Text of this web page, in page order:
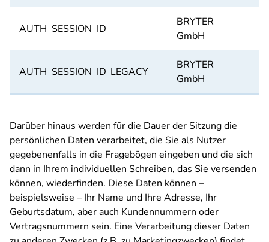
AUTH_SESSION_ID
BRYTER
GmbH
AUTH_SESSION_ID_LEGACY
BRYTER
GmbH
Darüber hinaus werden für die Dauer der Sitzung die
persönlichen Daten verarbeitet, die Sie als Nutzer
gegebenenfalls in die Fragebögen eingeben und die sich
dann in Ihrem individuellen Schreiben, das Sie versenden
können, wiederfinden. Diese Daten können –
beispielsweise – Ihr Name und Ihre Adresse, Ihr
Geburtsdatum, aber auch Kundennummern oder
Vertragsnummern sein. Eine Verarbeitung dieser Daten